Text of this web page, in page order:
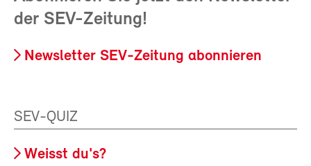
der SEV-Zeitung!
Newsletter SEV-Zeitung abonnieren
SEV-QUIZ
Weisst du's?